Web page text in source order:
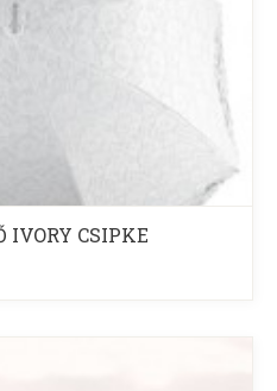
IVORY CSIPKE